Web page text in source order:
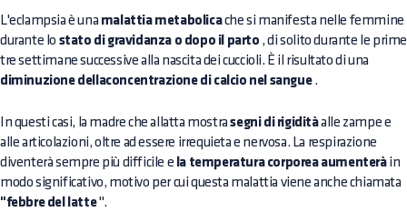
L'eclampsia è una malattia metabolicache si manifesta nelle femmine
durante lo stato di gravidanza o dopo il parto , di solito durante le prime
tre settimane successive alla nascita dei cuccioli. È il risultato di una
diminuzione dellaconcentrazione di calcio nel sangue.
In questi casi, la madre che allatta mostrasegni di rigiditàalle zampe e
alle articolazioni, oltre ad essere irrequieta e nervosa. La respirazione
diventerà sempre più difficile e la temperatura corporea aumenteràin
modo significativo, motivo per cui questa malattia viene anche chiamata
"febbre del latte".